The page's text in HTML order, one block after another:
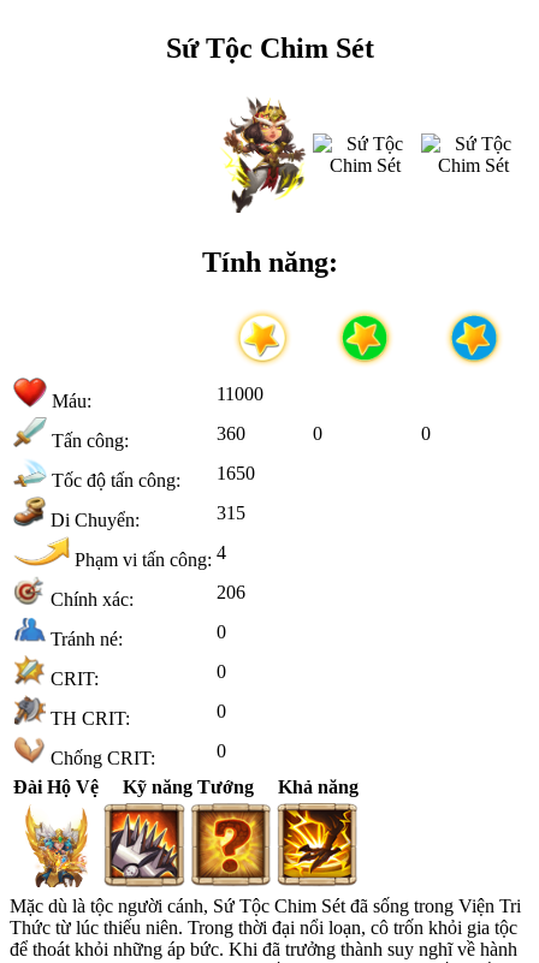
Sứ Tộc Chim Sét
Tính năng:
Máu: 11000
Tấn công: 360 0 0
Tốc độ tấn công: 1650
Di Chuyển: 315
Phạm vi tấn công: 4
Chính xác: 206
Tránh né: 0
CRIT: 0
TH CRIT: 0
Chống CRIT:
0
Đài Hộ Vệ
Kỹ năng Tướng Khả năng
Mặc dù là tộc người cánh, Sứ Tộc Chim Sét đã sống trong Viện Tri
Thức từ lúc thiếu niên. Trong thời đại nổi loạn, cô trốn khỏi gia tộc
để thoát khỏi những áp bức. Khi đã trưởng thành suy nghĩ về hành